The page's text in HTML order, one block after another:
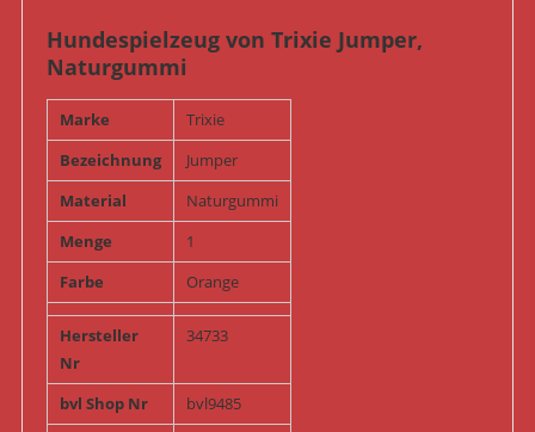
Hundespielzeug von Trixie Jumper,
Naturgummi
Marke
Trixie
Bezeichnung
Jumper
Material
Naturgummi
Menge
1
Farbe
Orange
Hersteller
Nr
34733
bvl Shop Nr
bvl9485